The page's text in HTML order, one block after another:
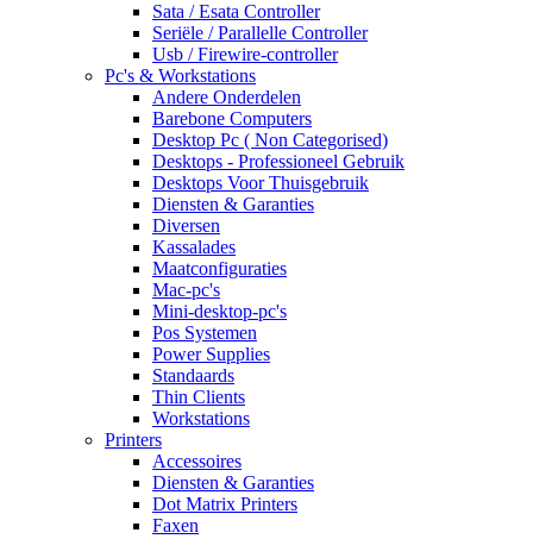
Sata / Esata Controller
Seriële / Parallelle Controller
Usb / Firewire-controller
Pc's & Workstations
Andere Onderdelen
Barebone Computers
Desktop Pc ( Non Categorised)
Desktops - Professioneel Gebruik
Desktops Voor Thuisgebruik
Diensten & Garanties
Diversen
Kassalades
Maatconfiguraties
Mac-pc's
Mini-desktop-pc's
Pos Systemen
Power Supplies
Standaards
Thin Clients
Workstations
Printers
Accessoires
Diensten & Garanties
Dot Matrix Printers
Faxen